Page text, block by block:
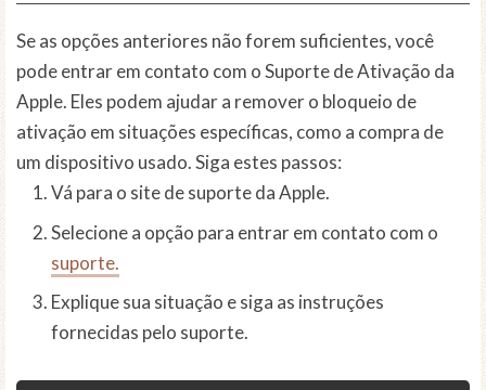
Se as opções anteriores não forem suficientes, você
pode entrar em contato com o Suporte de Ativação da
Apple. Eles podem ajudar a remover o bloqueio de
ativação em situações específicas, como a compra de
um dispositivo usado. Siga estes passos:
Vá para o site de suporte da Apple.
Selecione a opção para entrar em contato com o
suporte.
Explique sua situação e siga as instruções
fornecidas pelo suporte.